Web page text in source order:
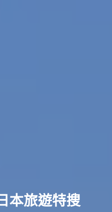
本旅遊特搜